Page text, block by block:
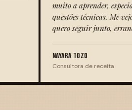
nas
vejo na certificação e
errando e aprendendo.
para
KAYTO